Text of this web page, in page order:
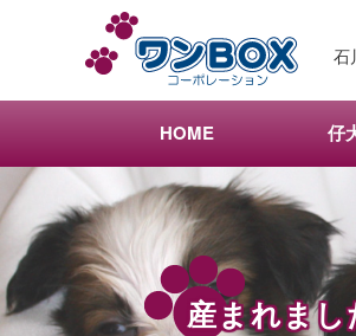
コ
ツ
移
動
ン
へ
動
石
HOME 仔
産まれまし